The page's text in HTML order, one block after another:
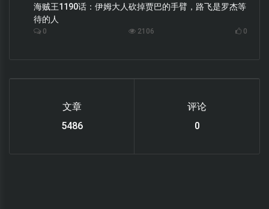
海贼王1190话：伊姆大人砍掉贾巴的手臂，路飞是罗杰等
待的人
0 2106 0
文章
6119
评论
0